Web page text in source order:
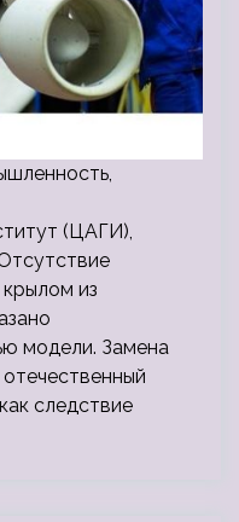
(ЦАГИ),
из
модели. Замена
следствие